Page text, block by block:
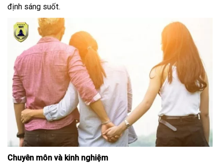
định sáng suốt.
Chuyên môn và kinh nghiệm